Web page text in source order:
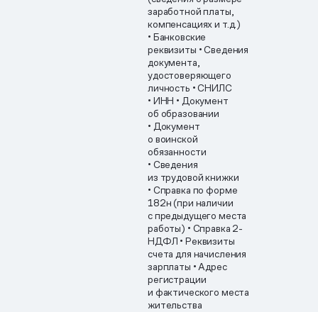
заработной платы,
компенсациях и т.д.)
• Банковские
реквизиты • Сведения
документа,
удостоверяющего
личность • СНИЛС
• ИНН • Документ
об образовании
• Документ
о воинской
обязанности
• Сведения
из трудовой книжки
• Справка по форме
182н (при наличии
с предыдущего места
работы) • Справка 2-
НДФЛ • Реквизиты
счета для начисления
зарплаты • Адрес
регистрации
и фактического места
жительства